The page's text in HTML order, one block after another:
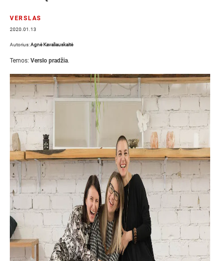
VERSLAS
2020.01.13
Autorius:Agnė Kavaliauskaitė
Temos: Verslo pradžia.